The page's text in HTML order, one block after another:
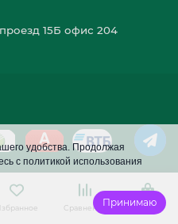
удобства. Продолжая
с политикой использования
Принимаю
15Б офис 204
Сравнение Корзина